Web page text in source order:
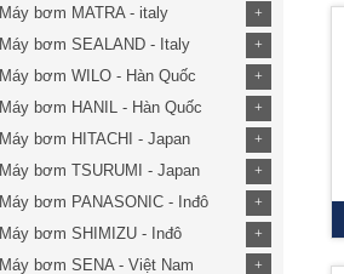
Máy bơm MATRA - italy +
Máy bơm SEALAND - Italy +
Máy bơm WILO - Hàn Quốc +
Máy bơm HANIL - Hàn Quốc +
Máy bơm HITACHI - Japan +
Máy bơm TSURUMI - Japan +
Máy bơm PANASONIC - Inđô +
Máy bơm SHIMIZU - Inđô +
Máy bơm SENA - Việt Nam +